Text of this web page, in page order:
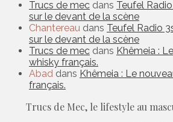
Trucs de mec dans Teufel
sur le devant de la scène
Chantereau dans Teufel Radio
sur le devant de la scène
Trucs de mec dans Khêmeia :
whisky français.
Abad dans Khêmeia : Le
français.
Trucs de Mec, le lifestyle au